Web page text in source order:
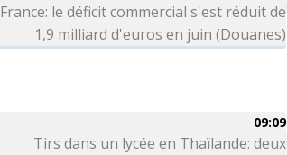
France: le déficit commercial s'est réduit de
1,9 milliard d'euros en juin (Douanes)
09:09
Tirs dans un lycée en Thaïlande: deux